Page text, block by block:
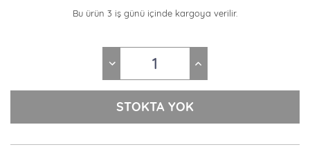
Bu ürün 3 iş günü içinde kargoya verilir.